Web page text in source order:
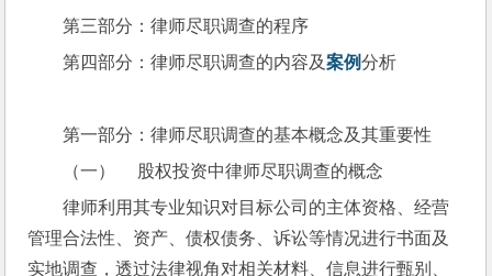
第三部分：律师尽职调查的程序
第四部分：律师尽职调查的内容及案例分析
第一部分：律师尽职调查的基本概念及其重要性
（一）     股权投资中律师尽职调查的概念
律师利用其专业知识对目标公司的主体资格、经营
管理合法性、资产、债权债务、诉讼等情况进行书面及
实地调查，透过法律视角对相关材料、信息进行甄别、